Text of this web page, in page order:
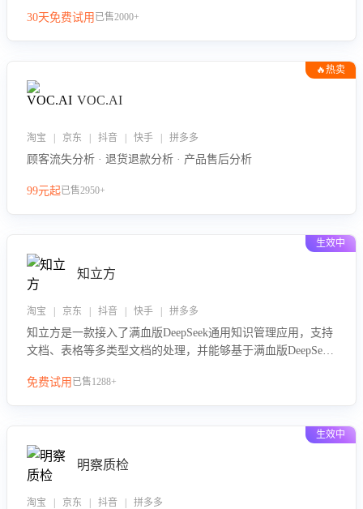
30天免费试用 已售2000+
🔥热卖
VOC.AI
淘宝 | 京东 | 抖音 | 快手 | 拼多多
顾客流失分析 · 退货退款分析 · 产品售后分析
99元起已售2950+
生效中
知立方
淘宝 | 京东 | 抖音 | 快手 | 拼多多
知立方是一款接入了满血版DeepSeek通用知识管理应用，支持
文档、表格等多类型文档的处理，并能够基于满血版DeepSeek
助用户高效管理和利用知识资源。通过该产品，用户可以轻松
免费试用 已售1288+
生效中
明察质检
淘宝 | 京东 | 抖音 | 拼多多